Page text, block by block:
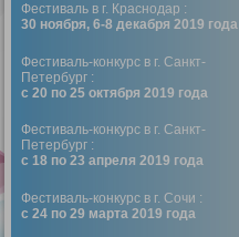
Фестиваль в г. Краснодар :
30 ноября, 6-8 декабря 2019 года
Фестиваль-конкурс в г. Санкт-
Петербург :
с 20 по 25 октября 2019 года
Фестиваль-конкурс в г. Санкт-
Петербург :
с 18 по 23 апреля 2019 года
Фестиваль-конкурс в г. Сочи :
с 24 по 29 марта 2019 года